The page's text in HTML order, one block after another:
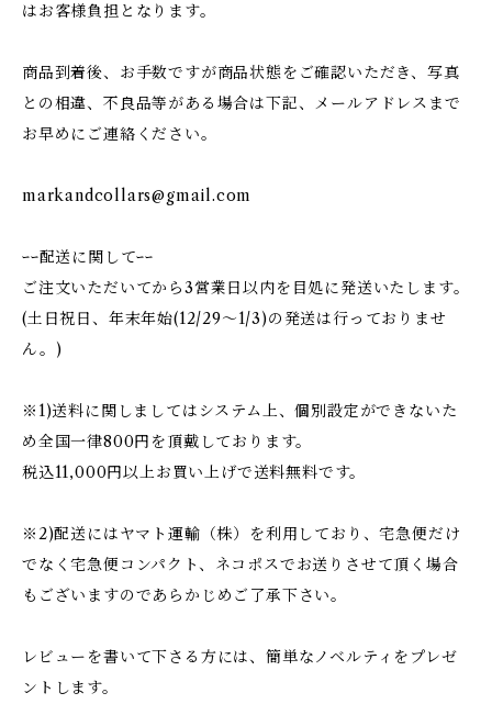
はお客様負担となります。
商品到着後、お手数ですが商品状態をご確認いただき、写真
との相違、不良品等がある場合は下記、メールアドレスまで
お早めにご連絡ください。
markandcollars@gmail.com
ｰｰ配送に関してｰｰ
ご注文いただいてから3営業日以内を目処に発送いたします。
(土日祝日、年末年始(12/29〜1/3)の発送は行っておりませ
ん。)
※1)送料に関しましてはシステム上、個別設定ができないた
め全国一律800円を頂戴しております。
税込11,000円以上お買い上げで送料無料です。
※2)配送にはヤマト運輸（株）を利用しており、宅急便だけ
でなく宅急便コンパクト、ネコポスでお送りさせて頂く場合
もございますのであらかじめご了承下さい。
レビューを書いて下さる方には、簡単なノベルティをプレゼ
ントします。